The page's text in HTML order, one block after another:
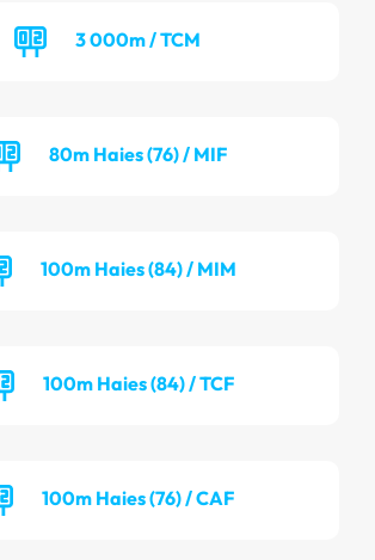
3 000m / TCM
80m Haies (76) / MIF
100m Haies (84) / MIM
100m Haies (84) / TCF
100m Haies (76) / CAF